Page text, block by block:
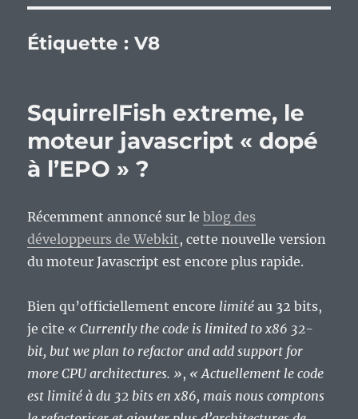
Étiquette :V8
SquirrelFish extreme, le
moteur javascript « dopé
à l’EPO » ?
Récemment annoncé sur leblog des
développeurs de Webkit, cette nouvelle version
du moteur Javascript est encore plus rapide.
Bien qu’officiellement encore limité au 32 bits,
je cite « Currently the code is limited to x86 32-
bit, but we plan to refactor and add support for
more CPU architectures. », « Actuellement le code
est limité à du 32 bits en x86, mais nous comptons